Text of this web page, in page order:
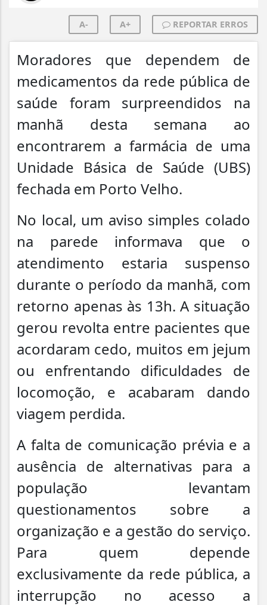
A- A+ REPORTAR ERROS
Moradores que dependem de
medicamentos da rede pública de
saúde foram surpreendidos na
manhã desta semana ao
encontrarem a farmácia de uma
Unidade Básica de Saúde (UBS)
fechada em Porto Velho.
No local, um aviso simples colado
na parede informava que o
atendimento estaria suspenso
durante o período da manhã, com
retorno apenas às 13h. A situação
gerou revolta entre pacientes que
acordaram cedo, muitos em jejum
ou enfrentando dificuldades de
locomoção, e acabaram dando
viagem perdida.
A falta de comunicação prévia e a
ausência de alternativas para a
população levantam
questionamentos sobre a
organização e a gestão do serviço.
Para quem depende
exclusivamente da rede pública, a
interrupção no acesso a